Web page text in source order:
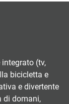
(tv,
bicicletta e
e divertente
di domani,